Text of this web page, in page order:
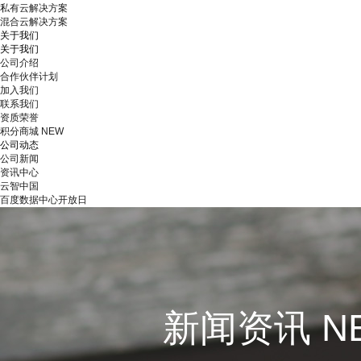
私有云解决方案
混合云解决方案
关于我们
关于我们
公司介绍
合作伙伴计划
加入我们
联系我们
资质荣誉
积分商城 NEW
公司动态
公司新闻
资讯中心
云智中国
百度数据中心开放日
新闻资讯